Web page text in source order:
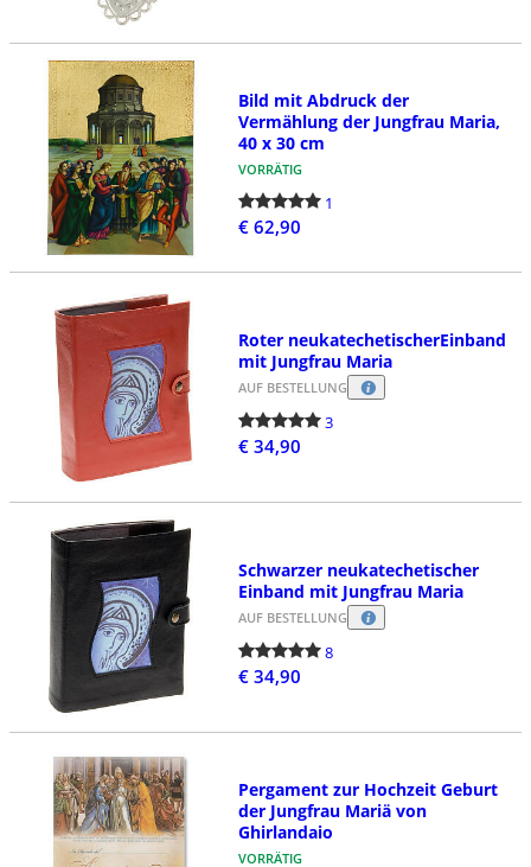
Bild mit Abdruck der
Vermählung der Jungfrau Maria,
40 x 30 cm
VORRÄTIG
1
€ 62,90
Roter neukatechetischerEinband
mit Jungfrau Maria
AUF BESTELLUNG
3
€ 34,90
Schwarzer neukatechetischer
Einband mit Jungfrau Maria
AUF BESTELLUNG
8
€ 34,90
Pergament zur Hochzeit Geburt
der Jungfrau Mariä von
Ghirlandaio
VORRÄTIG